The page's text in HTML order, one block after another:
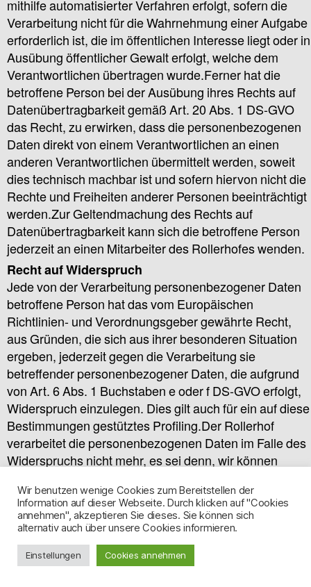
mithilfe automatisierter Verfahren erfolgt, sofern die
Verarbeitung nicht für die Wahrnehmung einer Aufgabe
erforderlich ist, die im öffentlichen Interesse liegt oder in
Ausübung öffentlicher Gewalt erfolgt, welche dem
Verantwortlichen übertragen wurde.Ferner hat die
betroffene Person bei der Ausübung ihres Rechts auf
Datenübertragbarkeit gemäß Art. 20 Abs. 1 DS-GVO
das Recht, zu erwirken, dass die personenbezogenen
Daten direkt von einem Verantwortlichen an einen
anderen Verantwortlichen übermittelt werden, soweit
dies technisch machbar ist und sofern hiervon nicht die
Rechte und Freiheiten anderer Personen beeinträchtigt
werden.Zur Geltendmachung des Rechts auf
Datenübertragbarkeit kann sich die betroffene Person
jederzeit an einen Mitarbeiter des Rollerhofes wenden.
Recht auf Widerspruch
Jede von der Verarbeitung personenbezogener Daten
betroffene Person hat das vom Europäischen
Richtlinien- und Verordnungsgeber gewährte Recht,
aus Gründen, die sich aus ihrer besonderen Situation
ergeben, jederzeit gegen die Verarbeitung sie
betreffender personenbezogener Daten, die aufgrund
von Art. 6 Abs. 1 Buchstaben e oder f DS-GVO erfolgt,
Widerspruch einzulegen. Dies gilt auch für ein auf diese
Bestimmungen gestütztes Profiling.Der Rollerhof
verarbeitet die personenbezogenen Daten im Falle des
Widerspruchs nicht mehr, es sei denn, wir können
nachweisen, die den Interessen, Rechten und
Freiheiten der betroffenen Person überwiegen, oder die
Verarbeitung dient der Geltendmachung, Ausübung
oder Verteidigung von Rechtsansprüchen.Verarbeitet
Der Rollerhof personenbezogene Daten, um
Wir benutzen wenige Cookies zum Bereitstellen der
Information auf dieser Webseite. Durch klicken auf "Cookies
annehmen", akzeptieren Sie dieses. Sie können sich
alternativ auch über unsere Cookies informieren.
Einstellungen Cookies annehmen